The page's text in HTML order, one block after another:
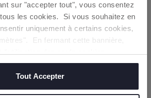
sur "accepter tout", vous consentez
les cookies. Si vous souhaitez en
uniquement à certains cookies,
En fermant cette bannière,
essentiels au service demandé.
Tout Accepter
2=3
sur Obtenir, vous déclarez avoir lu et
les termes de la politique de
confidentialité
*dès 50€ d'achat